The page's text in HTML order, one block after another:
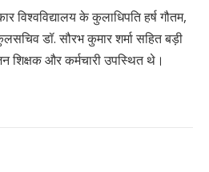
विश्वविद्यालय के कुलाधिपति हर्ष गौतम,
डॉ. सौरभ कुमार शर्मा सहित बड़ी
शिक्षक और कर्मचारी उपस्थित थे।